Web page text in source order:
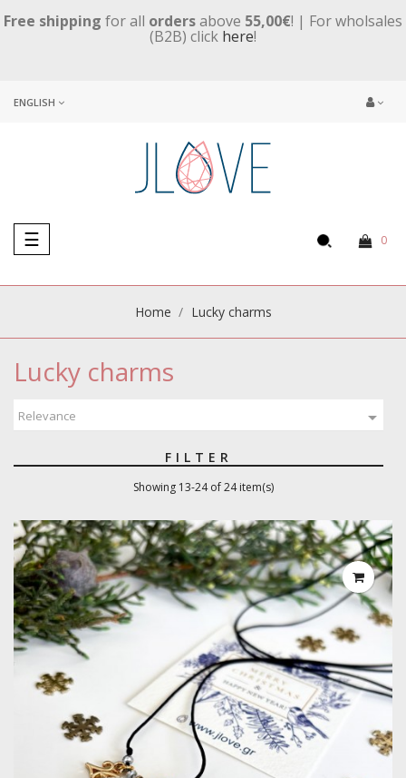
Free shipping for all ordersabove 55,00€! | For wholsales
(B2B) click here!
ENGLISH
Toggle
navigation
☰ 0
Home Lucky charms
Lucky charms
Relevance 
FILTER
Showing 13-24 of 24 item(s)